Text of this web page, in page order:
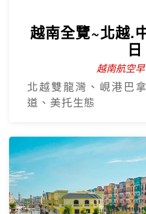
越南全覽~北越.
日